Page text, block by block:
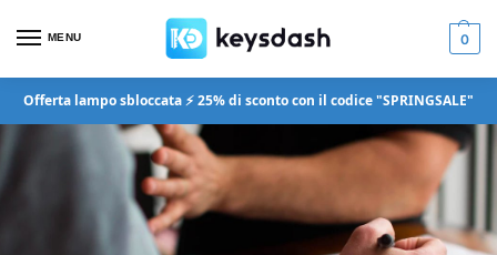
MENU 0
Offerta lampo sbloccata ⚡ 25% di sconto con il codice "SPRINGSALE"